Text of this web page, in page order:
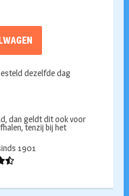
dezelfde dag
dan geldt dit ook voor
tenzij bij het
1901